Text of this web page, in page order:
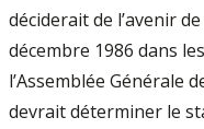
déciderait de l’avenir
décembre 1986 dans
l’Assemblée Générale
devrait déterminer le